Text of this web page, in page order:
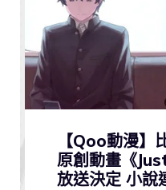
【Qoo動漫
原創動畫《
放送決定 小說